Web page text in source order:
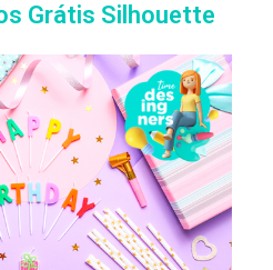
Grátis Silhouette